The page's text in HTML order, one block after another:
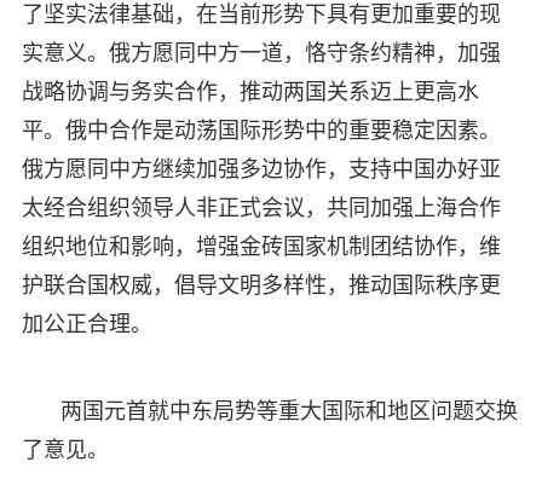
了坚实法律基础，在当前形势下具有更加重要的现
实意义。俄方愿同中方一道，恪守条约精神，加强
战略协调与务实合作，推动两国关系迈上更高水
平。俄中合作是动荡国际形势中的重要稳定因素。
俄方愿同中方继续加强多边协作，支持中国办好亚
太经合组织领导人非正式会议，共同加强上海合作
组织地位和影响，增强金砖国家机制团结协作，维
护联合国权威，倡导文明多样性，推动国际秩序更
加公正合理。
两国元首就中东局势等重大国际和地区问题交换
了意见。